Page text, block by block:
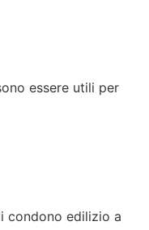
essere utili per
condono edilizio a